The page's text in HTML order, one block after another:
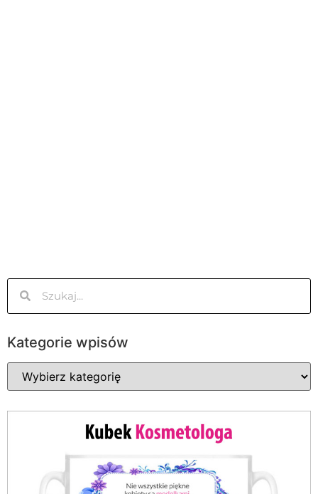
Kategorie wpisów